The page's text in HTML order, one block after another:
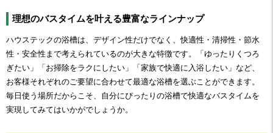
理想のバスタイムを叶える豊富なラインナップ
ハウステックの浴槽は、デザイン性だけでなく、快適性・清掃性・節水
性・安全性まで考えられているのが大きな特徴です。「ゆったりくつろ
ぎたい」「お掃除をラクにしたい」「家族で快適に入浴したい」など、
お客様それぞれのご要望に合わせて最適な浴槽を選ぶことができます。
毎日使う場所だからこそ、自分にぴったりの浴槽で快適なバスタイムを
実現してみてはいかがでしょうか。